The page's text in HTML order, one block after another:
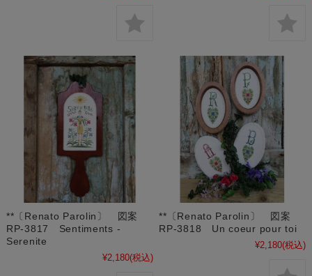
**〔Renato Parolin〕 図案
RP-3817 Sentiments -
Serenite
¥2,180(税込)
**〔Renato Parolin〕 図案
RP-3818 Un coeur pour toi
¥2,180(税込)